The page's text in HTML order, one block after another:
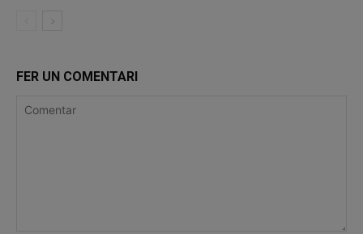
FER UN COMENTARI